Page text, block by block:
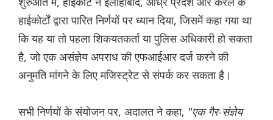
हाईकोर्टों द्वारा पारित निर्णयों पर ध्यान दिया, जिसमें कहा गया था
कि यह या तो पहला शिकयतकर्ता या पुलिस अधिकारी हो सकता
है, जो एक असंज्ञेय अपराध की एफआईआर दर्ज करने की
अनुमति मांगने के लिए मजिस्ट्रेट से संपर्क कर सकता है।
सभी निर्णयों के संयोजन पर, अदालत ने कहा, "एक गैर-संज्ञेय